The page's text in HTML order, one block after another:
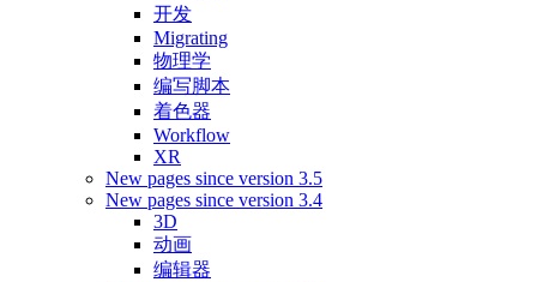
开发
Migrating
物理学
编写脚本
着色器
Workflow
XR
New pages since version 3.5
New pages since version 3.4
3D
动画
编辑器